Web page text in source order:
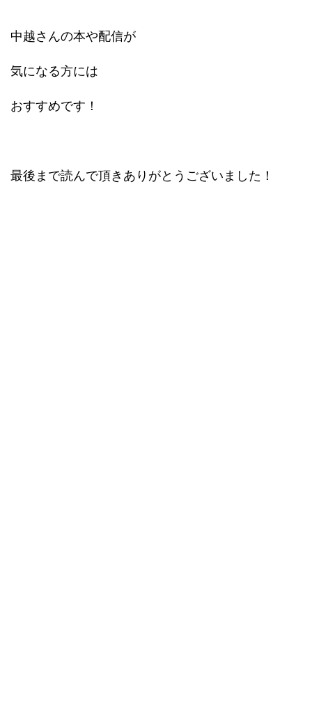
中越さんの本や配信が
気になる方には
おすすめです！
最後まで読んで頂きありがとうございました！